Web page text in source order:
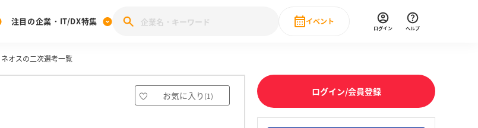
[27卒] 本選考体験記投稿キャンペーン
注目の企業・IT/DX特集
28卒 IT・DX現場社員インタビュー
イベント
直近のイベント一覧
ログイン ヘルプ
ネオスの二次選考一覧
お気に入り (1)
ログイン/会員登録